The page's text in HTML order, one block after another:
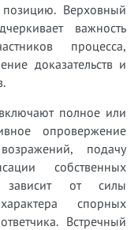
Верховный
важность
процесса,
доказательств и
полное или
опровержение
подачу
собственных
зависит от силы
спорных
Встречный